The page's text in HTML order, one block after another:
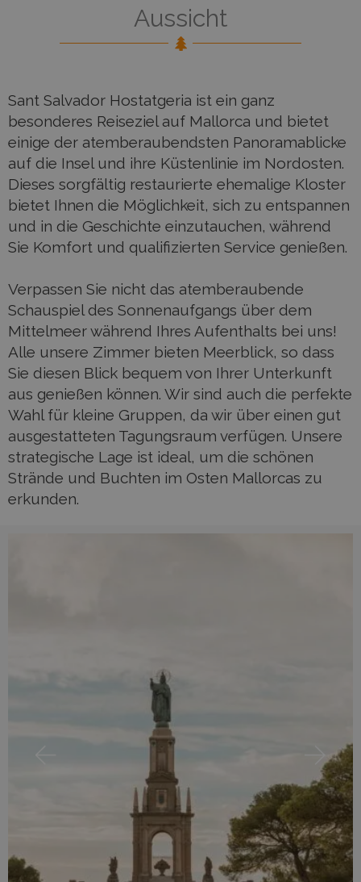
Aussicht
Sant Salvador Hostatgeria ist ein ganz
besonderes Reiseziel auf Mallorca und bietet
einige der atemberaubendsten Panoramablicke
auf die Insel und ihre Küstenlinie im Nordosten.
Dieses sorgfältig restaurierte ehemalige Kloster
bietet Ihnen die Möglichkeit, sich zu entspannen
und in die Geschichte einzutauchen, während
Sie Komfort und qualifizierten Service genießen.
Verpassen Sie nicht das atemberaubende
Schauspiel des Sonnenaufgangs über dem
Mittelmeer während Ihres Aufenthalts bei uns!
Alle unsere Zimmer bieten Meerblick, so dass
Sie diesen Blick bequem von Ihrer Unterkunft
aus genießen können. Wir sind auch die perfekte
Wahl für kleine Gruppen, da wir über einen gut
ausgestatteten Tagungsraum verfügen. Unsere
strategische Lage ist ideal, um die schönen
Strände und Buchten im Osten Mallorcas zu
erkunden.